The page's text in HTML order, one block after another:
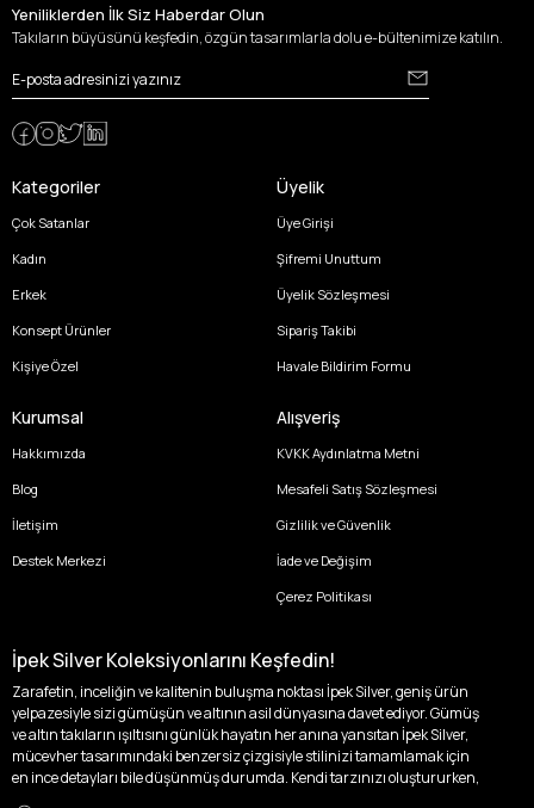
Yeniliklerden İlk Siz Haberdar Olun
Takıların büyüsünü keşfedin, özgün tasarımlarla dolu e-bültenimize katılın.
Kategoriler
Çok Satanlar
Kadın
Erkek
Konsept Ürünler
Kişiye Özel
Üyelik
Üye Girişi
Şifremi Unuttum
Üyelik Sözleşmesi
Sipariş Takibi
Havale Bildirim Formu
Kurumsal
Hakkımızda
Blog
İletişim
Destek Merkezi
Alışveriş
KVKK Aydınlatma Metni
Mesafeli Satış Sözleşmesi
Gizlilik ve Güvenlik
İade ve Değişim
Çerez Politikası
İpek Silver Koleksiyonlarını Keşfedin!
Zarafetin, inceliğin ve kalitenin buluşma noktası İpek Silver, geniş ürün
yelpazesiyle sizi gümüşün ve altının asil dünyasına davet ediyor. Gümüş
ve altın takıların ışıltısını günlük hayatın her anına yansıtan İpek Silver,
mücevher tasarımındaki benzersiz çizgisiyle stilinizi tamamlamak için
en ince detayları bile düşünmüş durumda. Kendi tarzınızı oluştururken,